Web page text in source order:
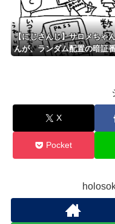
【にじさんじ】サロメちゃ
んが、ランダム配置の暗証
X
Pocket